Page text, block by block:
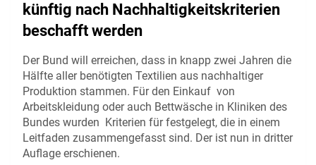
künftig nach Nachhaltigkeitskriterien
beschafft werden
Der Bund will erreichen, dass in knapp zwei Jahren die
Hälfte aller benötigten Textilien aus nachhaltiger
Produktion stammen. Für den Einkauf von
Arbeitskleidung oder auch Bettwäsche in Kliniken des
Bundes wurden Kriterien für festgelegt, die in einem
Leitfaden zusammengefasst sind. Der ist nun in dritter
Auflage erschienen.